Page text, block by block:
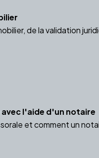
de la validation
l'aide d'un notaire
et comment un